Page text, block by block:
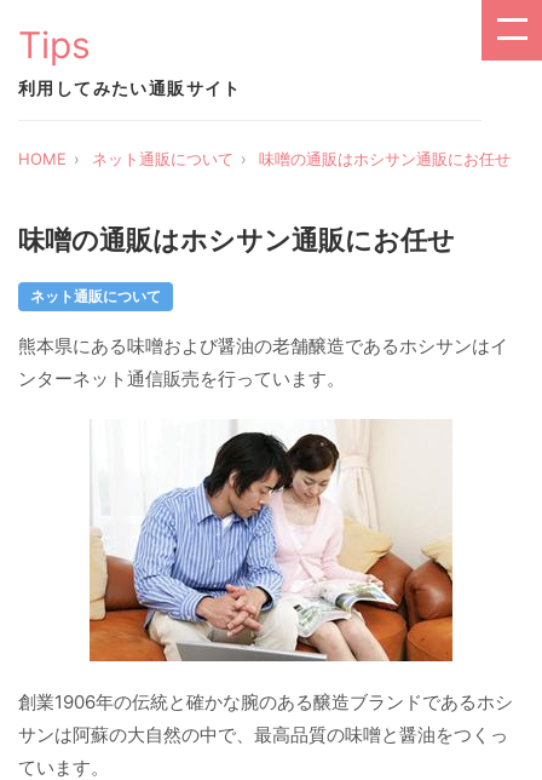
Tips
利用してみたい通販サイト
HOME ネット通販について 味噌の通販はホシサン通販にお任せ
味噌の通販はホシサン通販にお任せ
ネット通販について
熊本県にある味噌および醤油の老舗醸造であるホシサンはイ
ンターネット通信販売を行っています。
創業1906年の伝統と確かな腕のある醸造ブランドであるホシ
サンは阿蘇の大自然の中で、最高品質の味噌と醤油をつくっ
ています。